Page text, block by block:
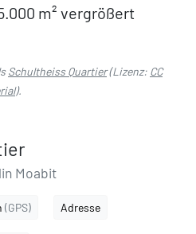
m² vergrößert
Schultheiss Quartier(Lizenz: CC
).
Moabit
(GPS) Adresse